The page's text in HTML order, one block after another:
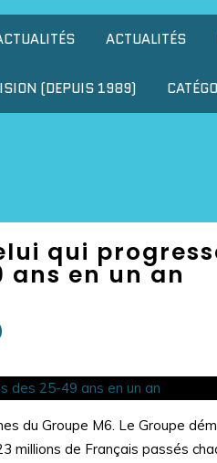
ACTUALITÉS
(DEPUIS 1989)
qui
ans en un an
du Groupe M6. Le Groupe
millions de Français passés